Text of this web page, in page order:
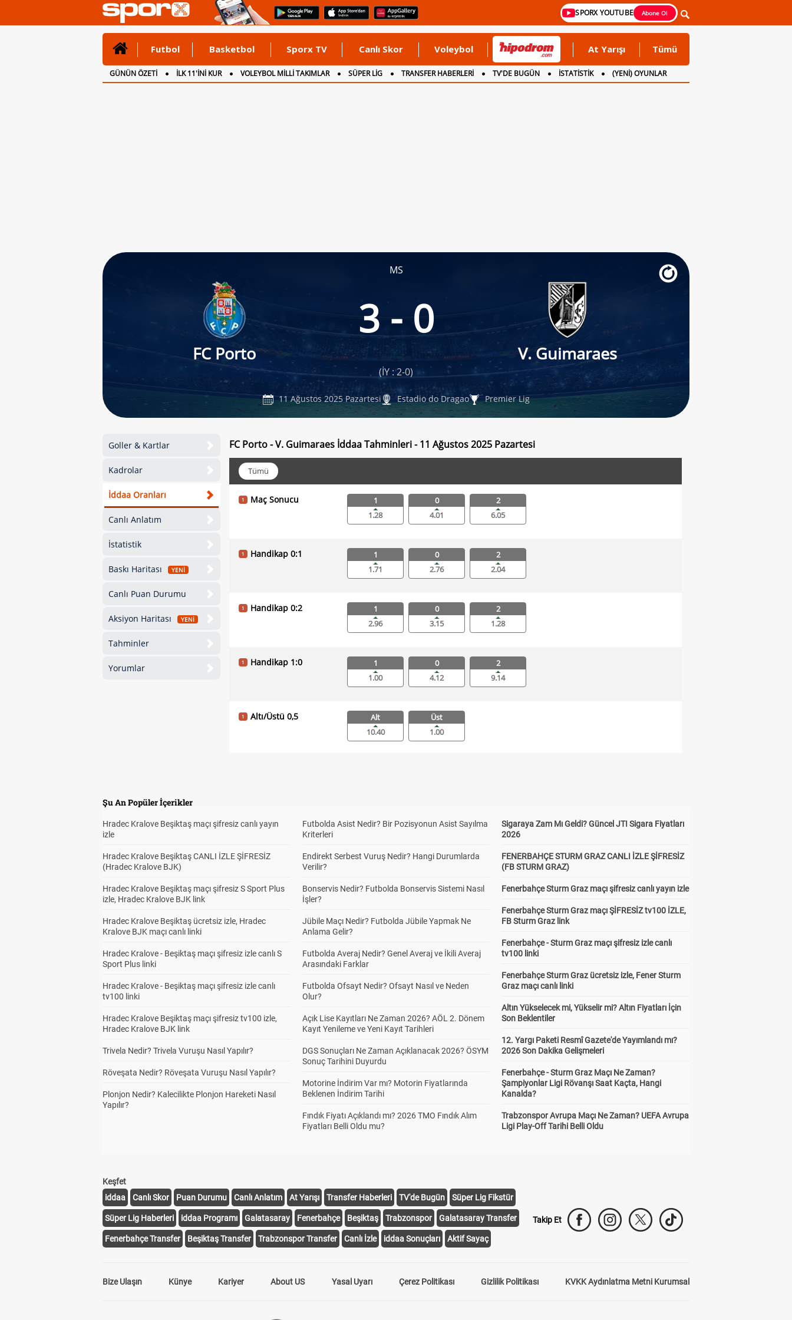
SPORX YOUTUBE Abone Ol
Futbol Basketbol Sporx TV Canlı Skor Voleybol At Yarışı Tümü
GÜNÜN ÖZETİ İLK 11'İNİ KUR VOLEYBOL MİLLİ TAKIMLAR SÜPER LİG TRANSFER HABERLERİ TV'DE BUGÜN İSTATİSTİK
(YENİ) OYUNLAR
CANLI ANLATIM
İNGİLTERE
MS
FC Porto
3 - 0
V. Guimaraes
(İY : 2-0)
11 Ağustos 2025 Pazartesi Estadio do Dragao Premier Lig
Goller & Kartlar
Kadrolar
İddaa Oranları
Canlı Anlatım
İstatistik
Baskı Haritası YENİ
Canlı Puan Durumu
Aksiyon Haritası YENİ
Tahminler
Yorumlar
FC Porto - V. Guimaraes İddaa Tahminleri - 11 Ağustos 2025 Pazartesi
Tümü
1 Maç Sonucu
1
1.28
0
4.01
2
6.05
1 Handikap 0:1
1
1.71
0
2.76
2
2.04
1 Handikap 0:2
1
2.96
0
3.15
2
1.28
1 Handikap 1:0
1
1.00
0
4.12
2
9.14
1 Altı/Üstü 0,5
Alt
10.40
Üst
1.00
1 Altı/Üstü 2,5
Alt
Üst
1.25
2.53
1.00
4.73
1
Hangi Takım Kaç Farkla
Ev 3+
Ev 2
Ev 1
2.71
Dep 1
6.51
19.55
Dep 3+
0
1 Hangi Oyuncu Gol Atar
Abascal, R
16.10
Aghehowa,
Arcanjo
6.26
Baro,
Roma
Bednarek,
Bica, Jose
Costa, Alb
8.01
De Jong, L
1.81
Dieu
Merci
4.38
5.48
Fernandes,
Franco,
Wil
4.25
2.05
3.33
Şu An Popüler İçerikler
Hradec Kralove Beşiktaş maçı şifresiz canlı yayın
izle
Hradec Kralove Beşiktaş CANLI İZLE ŞİFRESİZ
(Hradec Kralove BJK)
Hradec Kralove Beşiktaş maçı şifresiz S Sport Plus
izle, Hradec Kralove BJK link
Hradec Kralove Beşiktaş ücretsiz izle, Hradec
Kralove BJK maçı canlı linki
Hradec Kralove - Beşiktaş maçı şifresiz izle canlı S
Sport Plus linki
Hradec Kralove - Beşiktaş maçı şifresiz izle canlı
tv100 linki
Hradec Kralove Beşiktaş maçı şifresiz tv100 izle,
Hradec Kralove BJK link
Trivela Nedir? Trivela Vuruşu Nasıl Yapılır?
Röveşata Nedir? Röveşata Vuruşu Nasıl Yapılır?
Plonjon Nedir? Kalecilikte Plonjon Hareketi Nasıl
Yapılır?
Futbolda Asist Nedir? Bir Pozisyonun Asist Sayılma
Kriterleri
Endirekt Serbest Vuruş Nedir? Hangi Durumlarda
Verilir?
Bonservis Nedir? Futbolda Bonservis Sistemi Nasıl
İşler?
Jübile Maçı Nedir? Futbolda Jübile Yapmak Ne
Anlama Gelir?
Futbolda Averaj Nedir? Genel Averaj ve İkili Averaj
Arasındaki Farklar
Futbolda Ofsayt Nedir? Ofsayt Nasıl ve Neden
Olur?
Açık Lise Kayıtları Ne Zaman 2026? AÖL 2. Dönem
Kayıt Yenileme ve Yeni Kayıt Tarihleri
DGS Sonuçları Ne Zaman Açıklanacak 2026? ÖSYM
Sonuç Tarihini Duyurdu
Motorine İndirim Var mı? Motorin Fiyatlarında
Beklenen İndirim Tarihi
Fındık Fiyatı Açıklandı mı? 2026 TMO Fındık Alım
Fiyatları Belli Oldu mu?
Sigaraya Zam Mı Geldi? Güncel JTI Sigara Fiyatları
2026
FENERBAHÇE STURM GRAZ CANLI İZLE ŞİFRESİZ
(FB STURM GRAZ)
Fenerbahçe Sturm Graz maçı şifresiz canlı yayın izle
Fenerbahçe Sturm Graz maçı ŞİFRESİZ tv100 İZLE,
FB Sturm Graz link
Fenerbahçe - Sturm Graz maçı şifresiz izle canlı
tv100 linki
Fenerbahçe Sturm Graz ücretsiz izle, Fener Sturm
Graz maçı canlı linki
Altın Yükselecek mi, Yükselir mi? Altın Fiyatları İçin
Son Beklentiler
12. Yargı Paketi Resmî Gazete'de Yayımlandı mı?
2026 Son Dakika Gelişmeleri
Fenerbahçe - Sturm Graz Maçı Ne Zaman?
Şampiyonlar Ligi Rövanşı Saat Kaçta, Hangi
Kanalda?
Trabzonspor Avrupa Maçı Ne Zaman? UEFA Avrupa
Ligi Play-Off Tarihi Belli Oldu
Keşfet
iddaa
Canlı Skor Puan Durumu Canlı Anlatım At Yarışı Transfer Haberleri TV'de Bugün Süper Lig Fikstür
Süper Lig Haberleri iddaa Programı Galatasaray Fenerbahçe Beşiktaş Trabzonspor Galatasaray Transfer
Fenerbahçe Transfer Beşiktaş Transfer Trabzonspor Transfer Canlı İzle iddaa Sonuçları Aktif Sayaç
Takip Et
Bize Ulaşın Künye Kariyer About US Yasal Uyarı Çerez Politikası Gizlilik Politikası KVKK Aydınlatma Metni Kurumsal